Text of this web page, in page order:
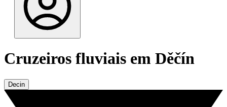
Cruzeiros fluviais em Děčín
Decin